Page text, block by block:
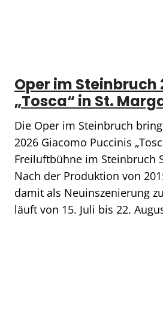
Oper im Steinbruch
„Tosca“ in St.
Die Oper im Steinbruch
2026 Giacomo Puccinis
Freiluftbühne im Steinbruch
Nach der Produktion von
damit als Neuinszenierung
läuft von 15. Juli bis 22.